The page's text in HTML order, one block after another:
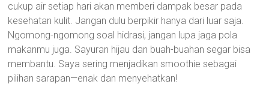
cukup air setiap hari akan memberi dampak besar pada
kesehatan kulit. Jangan dulu berpikir hanya dari luar saja.
Ngomong-ngomong soal hidrasi, jangan lupa jaga pola
makanmu juga. Sayuran hijau dan buah-buahan segar bisa
membantu. Saya sering menjadikan smoothie sebagai
pilihan sarapan—enak dan menyehatkan!